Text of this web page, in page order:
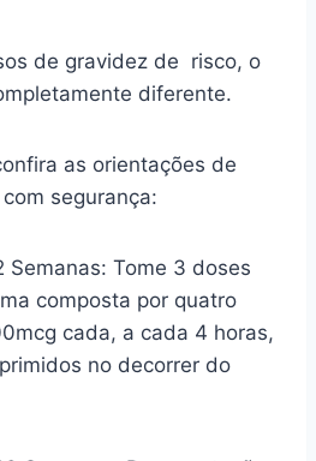
de gravidez de risco, o
diferente.
as orientações de
segurança:
Semanas: Tome 3 doses
composta por quatro
cada, a cada 4 horas,
no decorrer do